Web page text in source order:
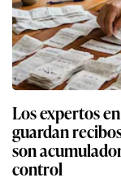
Los expertos
guardan
son
control